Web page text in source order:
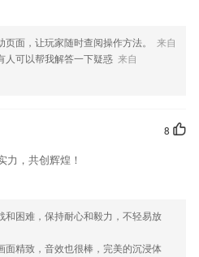
页面，让玩家随时查阅操作方法。
来自
人可以帮我解答一下疑惑 来自
8
力，共创辉煌！
和困难，保持耐心和毅力，不轻易放
面精致，音效也很棒，完美的沉浸体